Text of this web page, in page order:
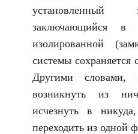
заключающийся в
изолированной
системы сохраняется
Другими словами,
возникнуть из
исчезнуть в
переходить из одной